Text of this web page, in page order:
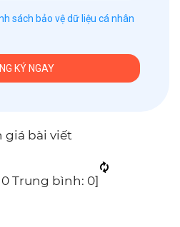
sách bảo vệ dữ liệu cá nhân
giá bài viết
0 Trung bình: 0]